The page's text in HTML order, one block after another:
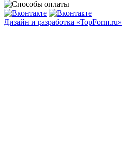
Дизайн и разработка «TopForm.ru»